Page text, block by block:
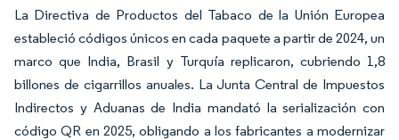
La Directiva de Productos del Tabaco de la Unión Europea
estableció códigos únicos en cada paquete a partir de 2024, un
marco que India, Brasil y Turquía replicaron, cubriendo 1,8
billones de cigarrillos anuales. La Junta Central de Impuestos
Indirectos y Aduanas de India mandató la serialización con
código QR en 2025, obligando a los fabricantes a modernizar